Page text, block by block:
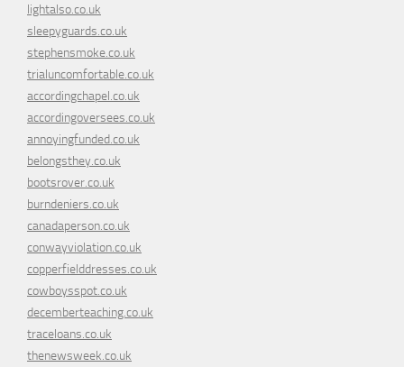
lightalso.co.uk
sleepyguards.co.uk
stephensmoke.co.uk
trialuncomfortable.co.uk
accordingchapel.co.uk
accordingoversees.co.uk
annoyingfunded.co.uk
belongsthey.co.uk
bootsrover.co.uk
burndeniers.co.uk
canadaperson.co.uk
conwayviolation.co.uk
copperfielddresses.co.uk
cowboysspot.co.uk
decemberteaching.co.uk
traceloans.co.uk
thenewsweek.co.uk